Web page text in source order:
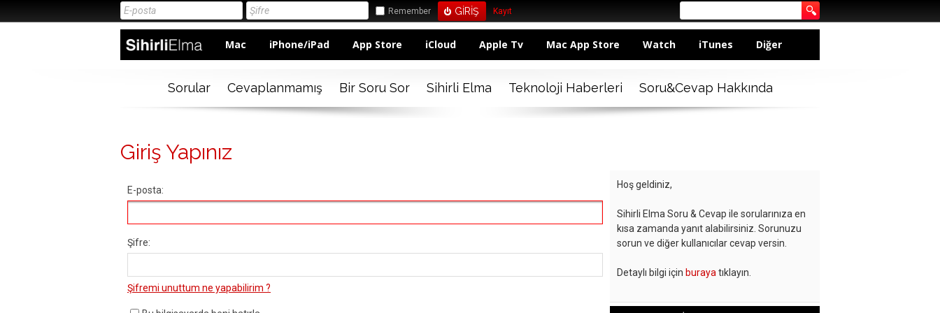
Remember Kayıt
Mac iPhone/iPad App Store iCloud Apple Tv Mac App Store Watch iTunes Diğer
Sorular Cevaplanmamış Bir Soru Sor Sihirli Elma Teknoloji Haberleri Soru&Cevap Hakkında
Giriş Yapınız
E-posta:
Şifre:
Şifremi unuttum ne yapabilirim ?
Hoş geldiniz,
Sihirli Elma Soru & Cevap ile sorularınıza en
kısa zamanda yanıt alabilirsiniz. Sorunuzu
sorun ve diğer kullanıcılar cevap versin.
Detaylı bilgi için buraya tıklayın.